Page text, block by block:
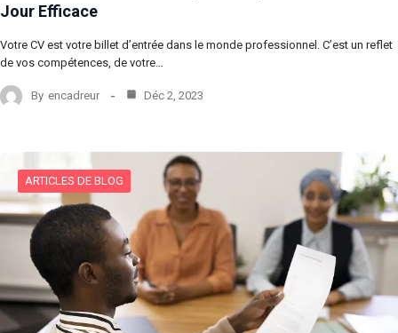
Jour Efficace
Votre CV est votre billet d’entrée dans le monde professionnel. C’est un reflet
de vos compétences, de votre…
By encadreur Déc 2, 2023
ARTICLES DE BLOG